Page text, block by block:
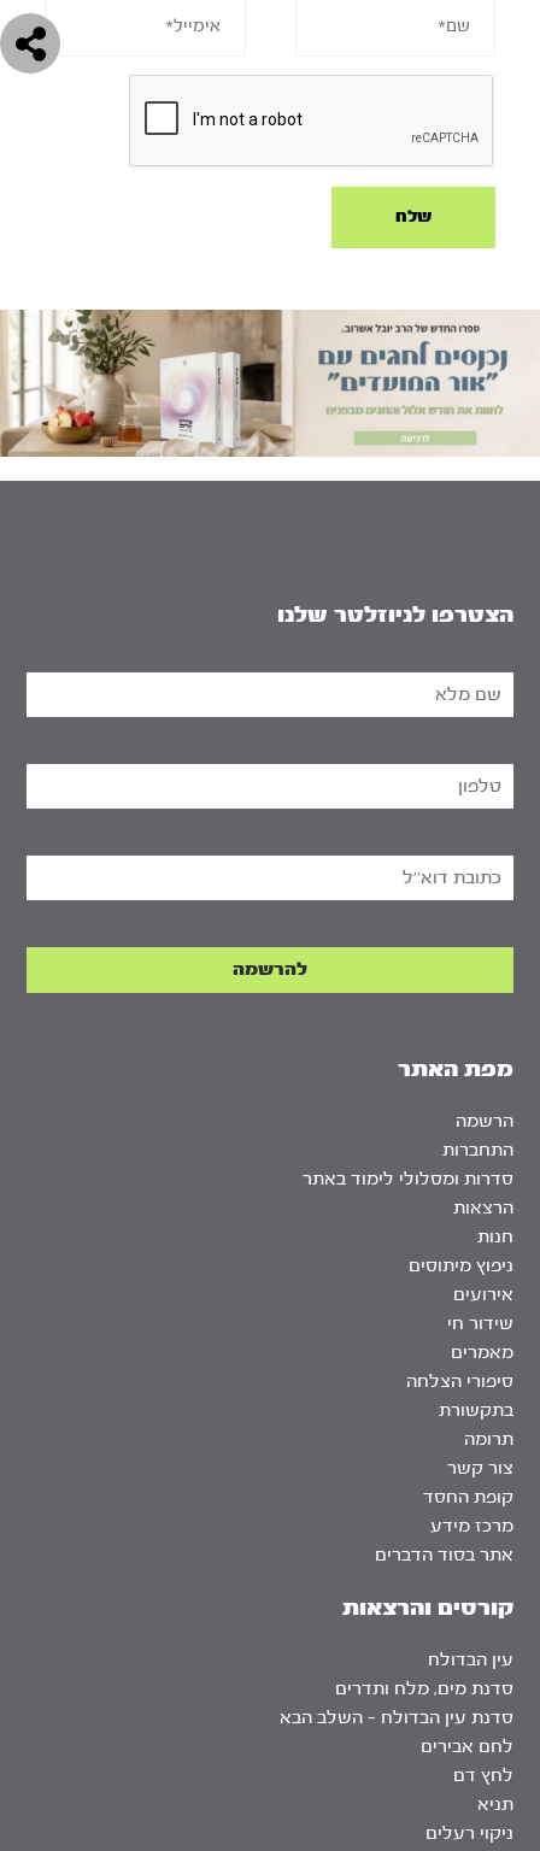
מפת האתר
הרשמה
התחברות
סדרות ומסלולי לימוד באתר
הרצאות
חנות
ניפוץ מיתוסים
אירועים
שידור חי
מאמרים
סיפורי הצלחה
בתקשורת
תרומה
צור קשר
קופת החסד
מרכז מידע
אתר בסוד הדברים
קורסים והרצאות
עין הבדולח
סדנת מים, מלח ותדרים
סדנת עין הבדולח – השלב הבא
לחם אבירים
לחץ דם
תניא
ניקוי רעלים
הצטרפו לניוזלטר שלנו